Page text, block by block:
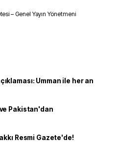
– Genel Yayın Yönetmeni
Umman ile her an
Pakistan'dan
Resmi Gazete'de!